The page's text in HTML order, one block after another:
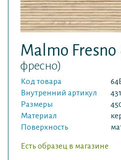
Malmo Fresno
фресно)
Код товара
Внутренний артикул
Размеры
Материал
Поверхность
Есть образец в магазине